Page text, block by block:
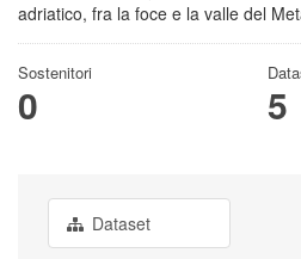
adriatico, fra la foce e la valle del
Sostenitori
0 5
Dataset